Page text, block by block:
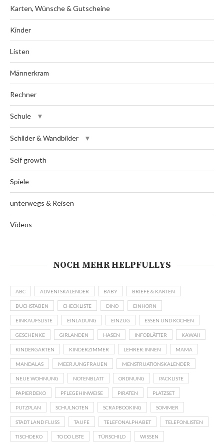
Karten, Wünsche & Gutscheine
Kinder
Listen
Männerkram
Rechner
Schule
Schilder & Wandbilder
Self growth
Spiele
unterwegs & Reisen
Videos
NOCH MEHR HELPFULLYS
ABC ADVENTSKALENDER BABY BRIEFE & KARTEN
BUCHSTABEN CHECKLISTE DINO EINHORN
EINKAUFSLISTE EINLADUNG EINZUG ESSEN UND KOCHEN
GESCHENKE GIRLANDEN HASEN INFOBLÄTTER KAWAII
KINDERGARTEN KINDERZIMMER LEHRER:INNEN MAMA
MANDALAS MEERJUNGFRAUEN MENSTRUATIONSKALENDER
NEUE WOHNUNG NOTENBLATT ORDNUNG PACKLISTE
PAPIERDEKO PFLEGEHINWEISE PIRATEN PLATZSET
PUTZPLAN SCHULNOTEN SCRAPBOOKING SOMMER
STADT LAND FLUSS TAUFE TELEFONALPHABET TELEFONLISTEN
TISCHDEKO TO DO LISTE TÜRSCHILD WISSEN